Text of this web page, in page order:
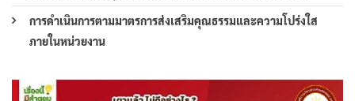
การดำเนินการตามมาตรการส่งเสริมคุณธรรมและความโปร่งใส
ภายในหน่วยงาน